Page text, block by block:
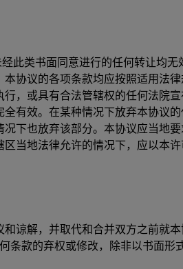
此类书面同意进行的任何转让均无
协议的各项条款均应按照适用法
，或具有合法管辖权的任何法院
有效。在某种情况下放弃本协议
下也放弃该部分。本协议应当地
当地法律允许的情况下，应以本
谅解，并取代和合并双方之前就
条款的弃权或修改，除非以书面形